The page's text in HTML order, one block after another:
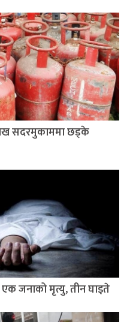
सदरमुकाममा छड्के
एक जनाको मृत्यु, तीन घाइते